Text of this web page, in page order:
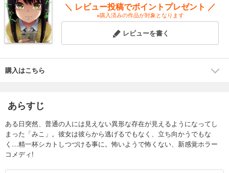
＼ レビュー投稿でポイントプレゼント ／
※購入済みの作品が対象となります
レビューを書く
購入はこちら
あらすじ
ある日突然、普通の人には見えない異形な存在が見えるようになってし
まった「みこ」。彼女は彼らから逃げるでもなく、立ち向かうでもな
く…精一杯シカトしつづける事に。怖いようで怖くない、新感覚ホラー
コメディ!